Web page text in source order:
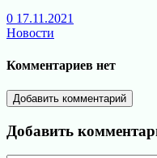
0 17.11.2021
Новости
Комментариев нет
Добавить комментарий
Добавить